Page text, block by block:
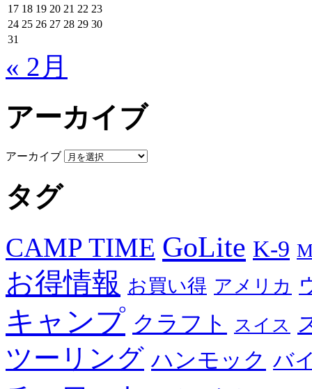
17 18 19 20 21 22 23
24 25 26 27 28 29 30
31
« 2月
アーカイブ
アーカイブ
タグ
CAMP TIME GoLite K-9
お得情報 お買い得 アメリカ
キャンプ クラフト スイス
ツーリング ハンモック バ